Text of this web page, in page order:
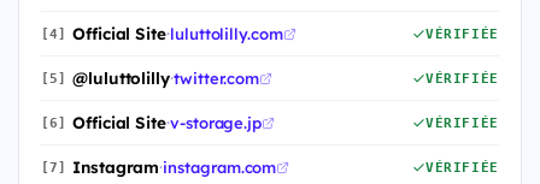
[4] Official Site·luluttolilly.com VÉRIFIÉE
[5] @luluttolilly·twitter.com VÉRIFIÉE
[6] Official Site·v-storage.jp VÉRIFIÉE
[7] Instagram·instagram.com VÉRIFIÉE